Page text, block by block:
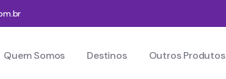
Quem Somos Destinos Outros Produtos